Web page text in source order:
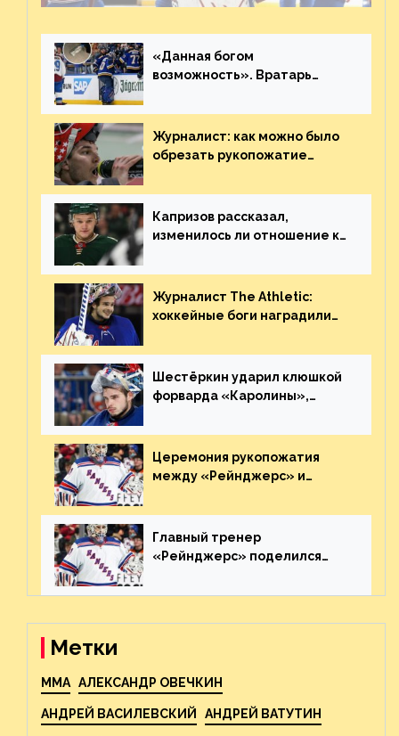
«Данная богом
возможность». Вратарь
броске бутылкой в Кадри
Журналист: как можно было
обрезать рукопожатие
Плохая работа, ESPN
Капризов рассказал,
изменилось ли отношение к
Украине
Журналист The Athletic:
хоккейные боги наградили
великолепную игру
Шестёркин ударил клюшкой
форварда «Каролины»,
пятаке. Видео
Церемония рукопожатия
между «Рейнджерс» и
матча плей-офф. Видео
Главный тренер
«Рейнджерс» поделился
предстоящего финала
Метки
MMA АЛЕКСАНДР ОВЕЧКИН
АНДРЕЙ ВАСИЛЕВСКИЙ АНДРЕЙ ВАТУТИН